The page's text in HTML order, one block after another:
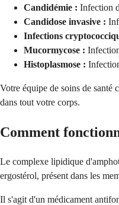
Candidémie : Infection
Candidose invasive :
Infections
Mucormycose :
Histoplasmose :
Votre équipe de soins de santé
dans tout votre corps.
Comment
Le complexe lipidique
ergostérol, présent dans les
Il s'agit d'un médicament